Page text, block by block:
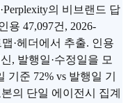
의 비브랜드 답
용 47,097건, 2026-
·헤더에서 추출. 인용
, 발행일·수정일을 모
기준 72% vs 발행일 기
의 단일 에이전시 집계